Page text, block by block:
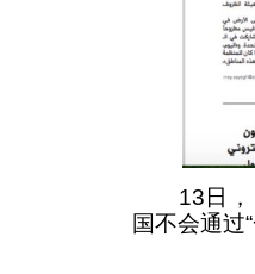
13日，《
国不会通过